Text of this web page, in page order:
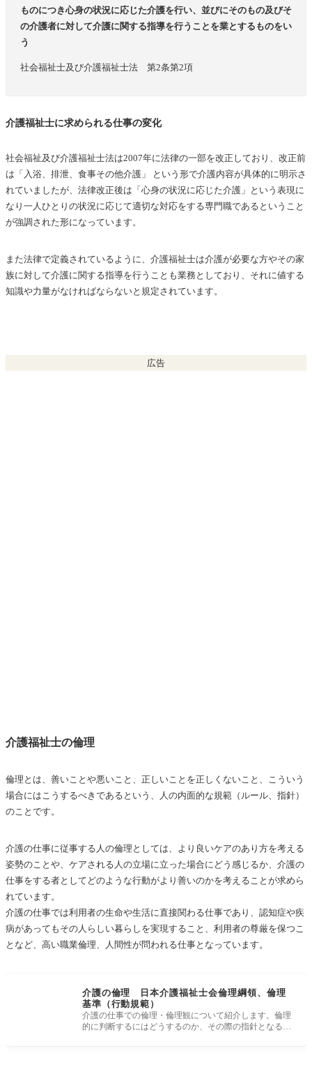
介護の仕事を今後もするならば、介護福祉士の資格をとるべ
き！
ものにつき心身の状況に応じた介護を行い、並びにそのもの及びそ
の介護者に対して介護に関する指導を行うことを業とするものをい
う
社会福祉士及び介護福祉士法 第2条第2項
介護福祉士に求められる仕事の変化
社会福祉及び介護福祉士法は2007年に法律の一部を改正しており、改正前
は「入浴、排泄、食事その他介護」 という形で介護内容が具体的に明示さ
れていましたが、法律改正後は「心身の状況に応じた介護」という表現に
なり一人ひとりの状況に応じて適切な対応をする専門職であるということ
が強調された形になっています。
また法律で定義されているように、介護福祉士は介護が必要な方やその家
族に対して介護に関する指導を行うことも業務としており、それに値する
知識や力量がなければならないと規定されています。
広告
介護福祉士の倫理
倫理とは、善いことや悪いこと、正しいことを正しくないこと、こういう
場合にはこうするべきであるという、人の内面的な規範（ルール、指針）
のことです。
介護の仕事に従事する人の倫理としては、より良いケアのあり方を考える
姿勢のことや、ケアされる人の立場に立った場合にどう感じるか、介護の
仕事をする者としてどのような行動がより善いのかを考えることが求めら
れています。
介護の仕事では利用者の生命や生活に直接関わる仕事であり、認知症や疾
病があってもその人らしい暮らしを実現すること、利用者の尊厳を保つこ
となど、高い職業倫理、人間性が問われる仕事となっています。
介護の倫理 日本介護福祉士会倫理綱領、倫理
基準（行動規範）
介護の仕事での倫理・倫理観について紹介します。倫理
的に判断するにはどうするのか、その際の指針となる、